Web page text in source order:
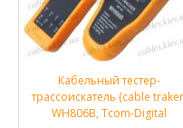
Кабельный тестер-
трассоискатель (cable
WH806B, Tcom-Digital